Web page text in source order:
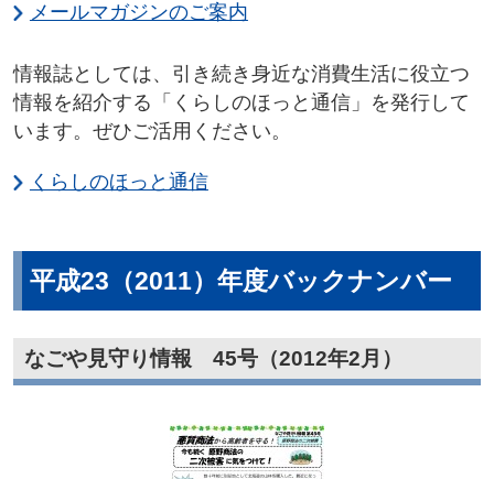
メールマガジンのご案内
情報誌としては、引き続き身近な消費生活に役立つ
情報を紹介する「くらしのほっと通信」を発行して
います。ぜひご活用ください。
くらしのほっと通信
平成23（2011）年度バックナンバー
なごや見守り情報 45号（2012年2月）